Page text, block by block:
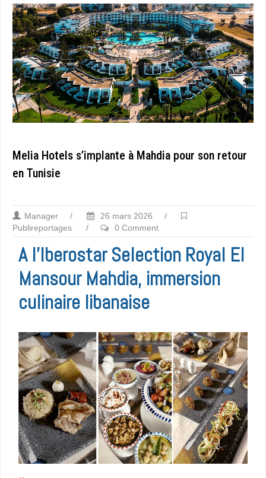
Melia Hotels s’implante à Mahdia pour son retour
en Tunisie
Manager / 26 mars 2026
/
Publireportages
/ 0 Comment
A l’Iberostar Selection Royal El
Mansour Mahdia, immersion
culinaire libanaise